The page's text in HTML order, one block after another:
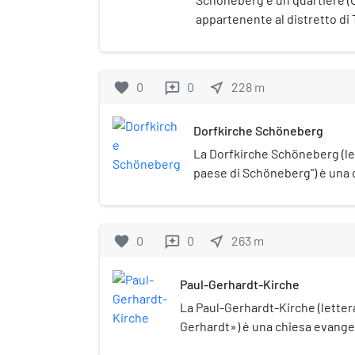
appartenente al distretto di
favorite 0 reviews 0 near_me 228 m
Dorfkirche Schöneberg
La Dorfkirche Schöneberg
paese di Schöneberg") è
Schöneberg. Eretta nella
tutela monumentale
favorite 0 reviews 0 near_me 263 m
Paul-Gerhardt-Kirche
La Paul-Gerhardt-Kirche
Gerhardt») è una chiesa